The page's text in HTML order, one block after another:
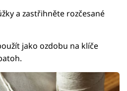
a zastřihněte rozčesané
jako ozdobu na klíče